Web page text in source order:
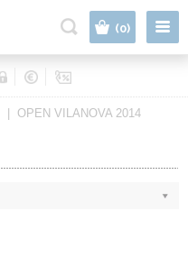
(0)
OPEN VILANOVA 2014